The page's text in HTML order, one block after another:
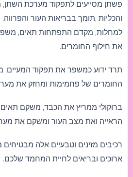
פשתן מסייעים לתפקוד מערכת
והכליות ,תומך בבריאות העור
למחלות, מקדם התפתחות תאים,
את חילוף החומרים.
תרד ידוע כמשפר את תפקוד המעיים,
החומרים של פחמימות ומחזק את
ברוקולי ממריץ את הכבד, משקם
הראייה ואת מצב העור ומשקם את
רכיבים מזינים וטבעיים אלה מבטיחים
ארוכים ובריאים לחיית המחמד שלכם.